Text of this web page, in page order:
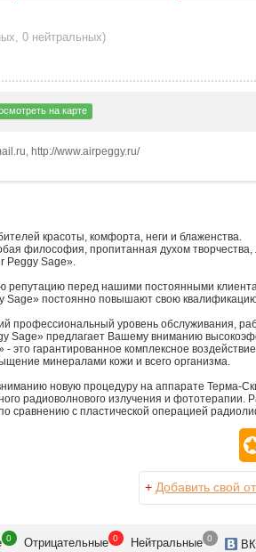
, 0 нейтральных)
на карте
http://www.airpeggy.ru/
красоты, комфорта, неги и блаженства.
философия, пропитанная духом
Peggy Sage».
репутацию перед нашими постоянными
Sage» постоянно повышают свою
профессиональный уровень обслуживания,
Sage» предлагает Вашему вниманию
это гарантированное комплексное
минералами кожи и всего организма.
новую процедуру на аппарате Терма-
радиоволнового излучения и
сравнению с пластической операцией
+ Добавить свой
0 Отрицательные 0 Нейтральные 0 ВК